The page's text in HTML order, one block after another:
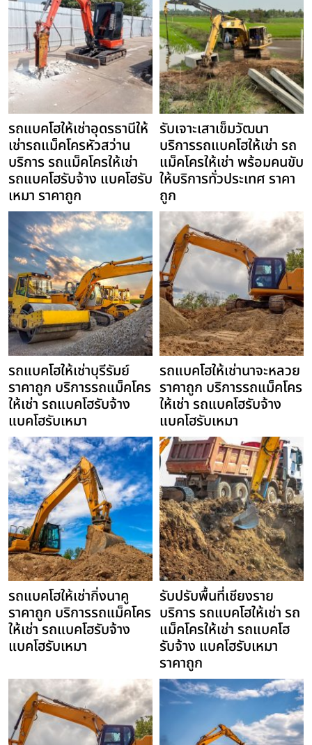
รถแบคโฮให้เช่าอุดรธานีให้
เช่ารถแม็คโครหัวสว่าน
บริการ รถแม็คโครให้เช่า
รถแบคโฮรับจ้าง แบคโฮรับ
เหมา ราคาถูก
รับเจาะเสาเข็มวัฒนา
บริการรถแบคโฮให้เช่า รถ
แม็คโครให้เช่า พร้อมคนขับ
ให้บริการทั่วประเทศ ราคา
ถูก
รถแบคโฮให้เช่าบุรีรัมย์
ราคาถูก บริการรถแม็คโคร
ให้เช่า รถแบคโฮรับจ้าง
แบคโฮรับเหมา
รถแบคโฮให้เช่านาจะหลวย
ราคาถูก บริการรถแม็คโคร
ให้เช่า รถแบคโฮรับจ้าง
แบคโฮรับเหมา
รถแบคโฮให้เช่ากิ่งนาคู
ราคาถูก บริการรถแม็คโคร
ให้เช่า รถแบคโฮรับจ้าง
แบคโฮรับเหมา
รับปรับพื้นที่เชียงราย
บริการ รถแบคโฮให้เช่า รถ
แม็คโครให้เช่า รถแบคโฮ
รับจ้าง แบคโฮรับเหมา
ราคาถูก